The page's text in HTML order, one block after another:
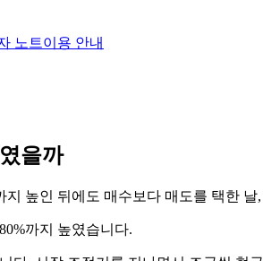
노트이용 안내
을까
지 높인 뒤에도 매수보다 매도를 택한
까지 높였습니다.